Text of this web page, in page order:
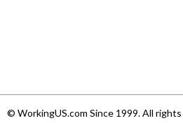
© WorkingUS.com Since 1999. All